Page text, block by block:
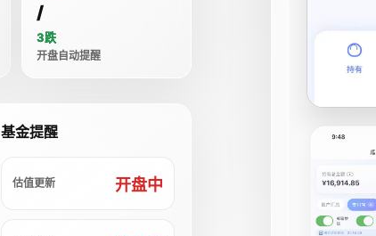
/
3跌
开盘自动提醒
基金提醒
估值更新 开盘中